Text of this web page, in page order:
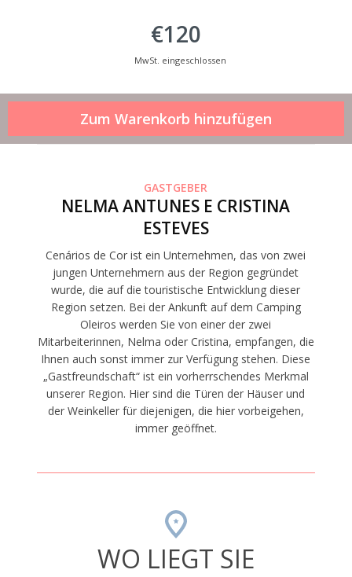
€120
MwSt. eingeschlossen
GASTGEBER
NELMA ANTUNES E CRISTINA
ESTEVES
Cenários de Cor ist ein Unternehmen, das von zwei
jungen Unternehmern aus der Region gegründet
wurde, die auf die touristische Entwicklung dieser
Region setzen. Bei der Ankunft auf dem Camping
Oleiros werden Sie von einer der zwei
Mitarbeiterinnen, Nelma oder Cristina, empfangen, die
Ihnen auch sonst immer zur Verfügung stehen. Diese
„Gastfreundschaft“ ist ein vorherrschendes Merkmal
unserer Region. Hier sind die Türen der Häuser und
der Weinkeller für diejenigen, die hier vorbeigehen,
immer geöffnet.
WO LIEGT SIE